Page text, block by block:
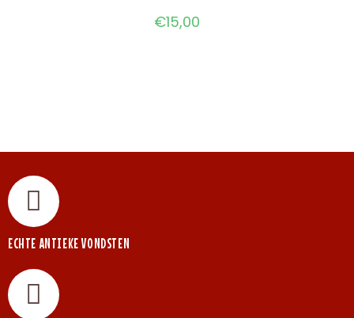
€15,00
ECHTE ANTIEKE VONDSTEN